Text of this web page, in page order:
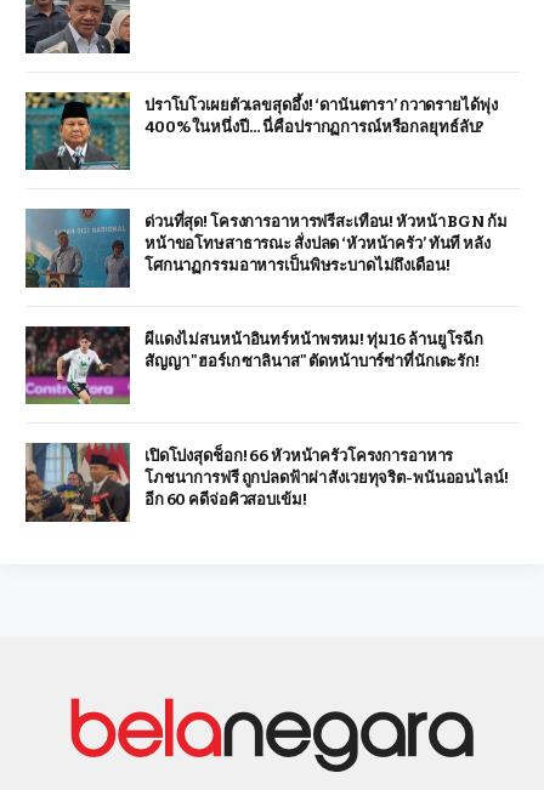
ปราโบโวเผยตัวเลขสุดอึ้ง! ‘ดานันตารา’ กวาดรายได้พุ่ง
400% ในหนึ่งปี… นี่คือปรากฏการณ์หรือกลยุทธ์ลับ?
ด่วนที่สุด! โครงการอาหารฟรีสะเทือน! หัวหน้า BGN ก้ม
หน้าขอโทษสาธารณะ สั่งปลด ‘หัวหน้าครัว’ ทันที หลัง
โศกนาฏกรรมอาหารเป็นพิษระบาดไม่ถึงเดือน!
ผีแดงไม่สนหน้าอินทร์หน้าพรหม! ทุ่ม 16 ล้านยูโรฉีก
สัญญา "ฮอร์เก ซาลินาส" ตัดหน้าบาร์ซ่าที่นักเตะรัก!
เปิดโปงสุดช็อก! 66 หัวหน้าครัวโครงการอาหาร
โภชนาการฟรี ถูกปลดฟ้าผ่า สังเวยทุจริต-พนันออนไลน์!
อีก 60 คดีจ่อคิวสอบเข้ม!